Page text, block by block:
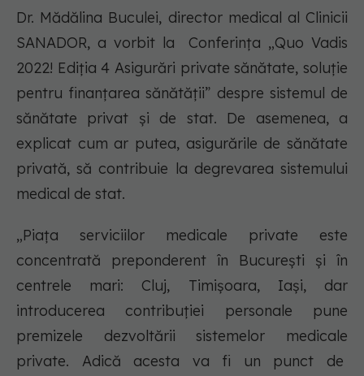
Dr. Mădălina Buculei, director medical al Clinicii
SANADOR, a vorbit la Conferinţa „Quo Vadis
2022! Ediţia 4 Asigurări private sănătate, soluție
pentru finanțarea sănătății” despre sistemul de
sănătate privat și de stat. De asemenea, a
explicat cum ar putea, asigurările de sănătate
privată, să contribuie la degrevarea sistemului
medical de stat.
„Piața serviciilor medicale private este
concentrată preponderent în București și în
centrele mari: Cluj, Timișoara, Iași, dar
introducerea contribuției personale pune
premizele dezvoltării sistemelor medicale
private. Adică acesta va fi un punct de